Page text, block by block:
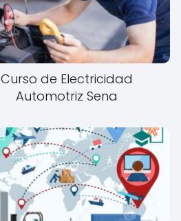
Curso de Electricidad
Automotriz Sena